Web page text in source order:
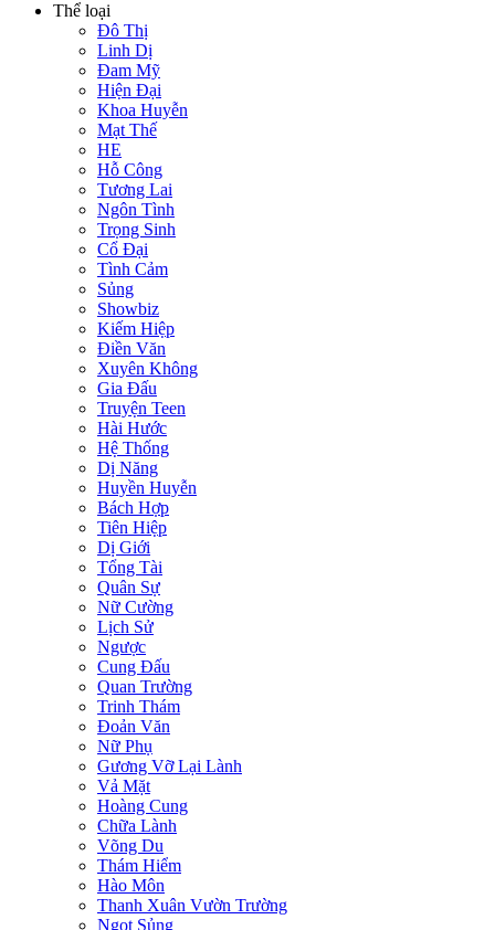
Thể loại
Đô Thị
Linh Dị
Đam Mỹ
Hiện Đại
Khoa Huyễn
Mạt Thế
HE
Hỗ Công
Tương Lai
Ngôn Tình
Trọng Sinh
Cổ Đại
Tình Cảm
Sủng
Showbiz
Kiếm Hiệp
Điền Văn
Xuyên Không
Gia Đấu
Truyện Teen
Hài Hước
Hệ Thống
Dị Năng
Huyền Huyễn
Bách Hợp
Tiên Hiệp
Dị Giới
Tổng Tài
Quân Sự
Nữ Cường
Lịch Sử
Ngược
Cung Đấu
Quan Trường
Trinh Thám
Đoản Văn
Nữ Phụ
Gương Vỡ Lại Lành
Vả Mặt
Hoàng Cung
Chữa Lành
Võng Du
Thám Hiểm
Hào Môn
Thanh Xuân Vườn Trường
Ngọt Sủng